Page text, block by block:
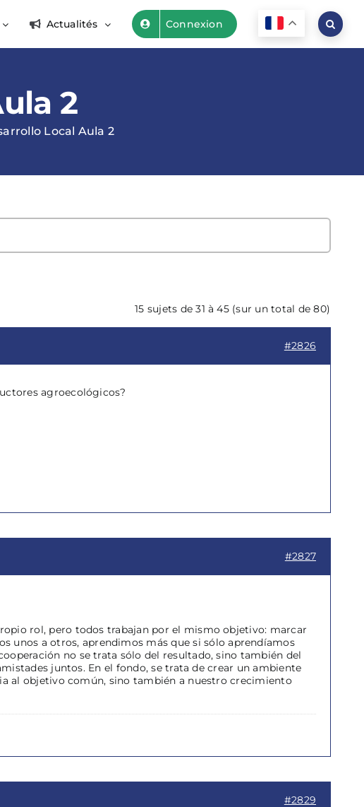
Actualités Connexion
2
Local Aula 2
15 sujets de 31 à 45 (sur un total de 80)
#2826
agroecológicos?
#2827
rol, pero todos trabajan por el mismo objetivo: marcar
unos a otros, aprendimos más que si sólo aprendíamos
no se trata sólo del resultado, sino también del
juntos. En el fondo, se trata de crear un ambiente
al objetivo común, sino también a nuestro crecimiento
#2829